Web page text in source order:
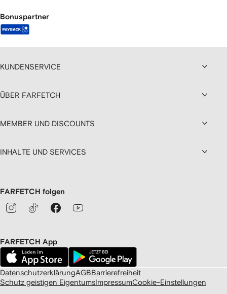
Bonuspartner
KUNDENSERVICE
ÜBER FARFETCH
MEMBER UND DISCOUNTS
INHALTE UND SERVICES
FARFETCH folgen
FARFETCH App
DatenschutzerklärungAGBBarrierefreiheit
Schutz geistigen EigentumsImpressumCookie-Einstellungen